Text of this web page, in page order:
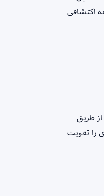
اکتشافی
طریق
را تقویت